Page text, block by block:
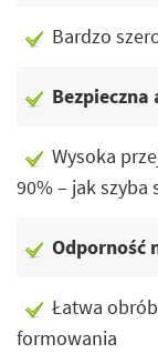
Bardzo
Wysoka
90% – jak szyba
Odporność
Łatwa
formowania